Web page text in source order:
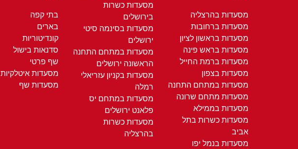
מסעדות בהרצליה
מסעדות ברחובות
מסעדות בראשון לציון
מסעדות בראש פינה
מסעדות ברמת החייל
מסעדות בצפון
מסעדות במתחם התחנה
מסעדות מתחם שרונה
מסעדות בממילא
מסעדות כשרות בתל
אביב
מסעדות בנמל יפו
מסעדות כשרות
בירושלים
מסעדות בסינמה סיטי
ירושלים
מסעדות במתחם התחנה
הראשונה ירושלים
מסעדות בקניון עזריאלי
רמלה
מסעדות במתחם יס
פלאנט ירושלים
מסעדות כשרות
בהרצליה
בתי קפה
בארים
קונדיטוריות
סדנאות בישול
שף פרטי
מסעדות איטלקיות
מסעדות שף